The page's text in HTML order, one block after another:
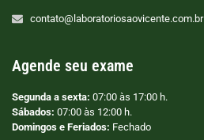
contato@laboratoriosaovicente.com.br
Agende seu exame
Segunda a sexta: 07:00 às 17:00 h.
Sábados: 07:00 às 12:00 h.
Domingos e Feriados: Fechado